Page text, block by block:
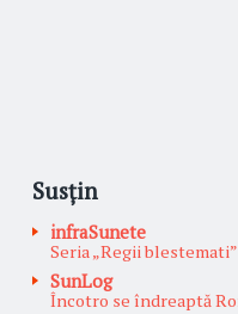
Susțin
infraSunete
Seria „Regii
SunLog
Încotro se îndreaptă